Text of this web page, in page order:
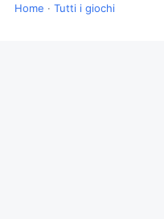
Home · Tutti i giochi